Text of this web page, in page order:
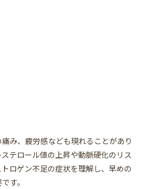
み、疲労感なども現れることがあり
テロール値の上昇や動脈硬化のリス
ロゲン不足の症状を理解し、早めの
す。